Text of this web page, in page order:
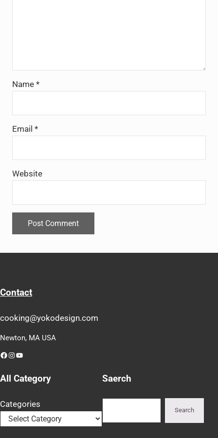
Name *
Email *
Website
Contact
cooking@yokodesign.com
Newton, MA USA
Facebook
Instagram
YouTube
All Category
Categories
Saerch
Search